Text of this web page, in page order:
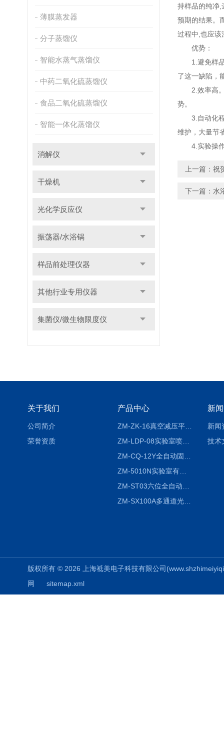
薄膜蒸发器
分子蒸馏仪
智能水蒸气蒸馏仪
中药二氧化硫蒸馏仪
食品二氧化硫蒸馏仪
智能一体化蒸馏仪
消解仪
干燥机
光化学反应仪
振荡器/水浴锅
样品前处理仪器
其他行业专用仪器
集菌仪/微生物限度仪
持样品的纯净,
预期的结果。
过程中,也应该
优势：
1.避免样品
了这一缺陷，
2.效率高。
势。
3.自动化程
维护，大量节
4.实验操作
上一篇： 祝
下一篇： 水
关于我们
公司简介
荣誉资质
产品中心
ZM-ZK-16真空减压平行浓缩仪
ZM-LDP-08实验室喷雾冷冻干燥机
ZM-5010N实验室有机溶剂喷雾干燥机
ZM-SX100A多通道光催化反应仪
新
新闻
技术
版权所有 © 2026 上海祗美电子科技有限公司
网
sitemap.xml